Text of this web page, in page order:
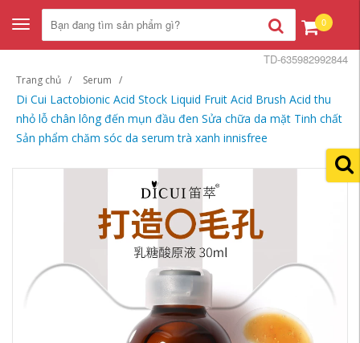
Toggle
navigation
0
Trang chủ Serum
Di Cui Lactobionic Acid Stock Liquid Fruit Acid Brush Acid thu
nhỏ lỗ chân lông đến mụn đầu đen Sửa chữa da mặt Tinh chất
Sản phẩm chăm sóc da serum trà xanh innisfree
TD-635982992844